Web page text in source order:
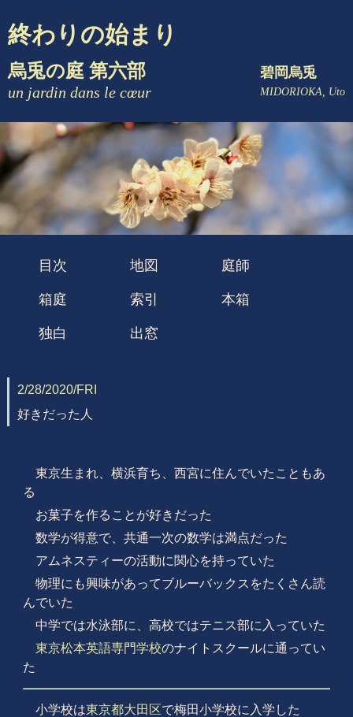
終わりの始まり
烏兎の庭 第六部
un jardin dans le cœur
碧岡烏兎
MIDORIOKA, Uto
目次 地図 庭師
箱庭 索引 本箱
独白 出窓
2/28/2020/FRI
好きだった人
東京生まれ、横浜育ち、西宮に住んでいたこともあ
る
お菓子を作ることが好きだった
数学が得意で、共通一次の数学は満点だった
アムネスティーの活動に関心を持っていた
物理にも興味があってブルーバックスをたくさん読
んでいた
中学では水泳部に、高校ではテニス部に入っていた
東京松本英語専門学校のナイトスクールに通ってい
た
小学校は東京都大田区で梅田小学校に入学した